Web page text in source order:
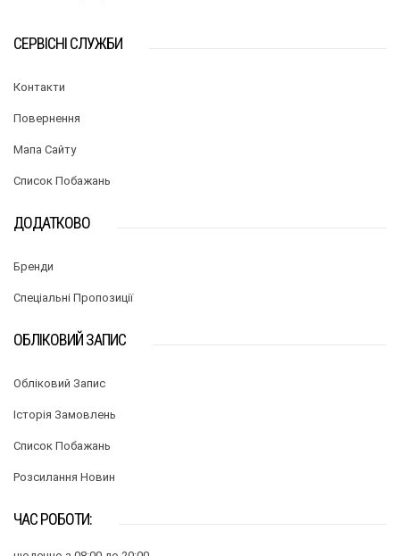
СЕРВІСНІ СЛУЖБИ
Контакти
Повернення
Мапа Сайту
Список Побажань
ДОДАТКОВО
Бренди
Спеціальні Пропозиції
ОБЛІКОВИЙ ЗАПИС
Обліковий Запис
Історія Замовлень
Список Побажань
Розсилання Новин
ЧАС РОБОТИ: